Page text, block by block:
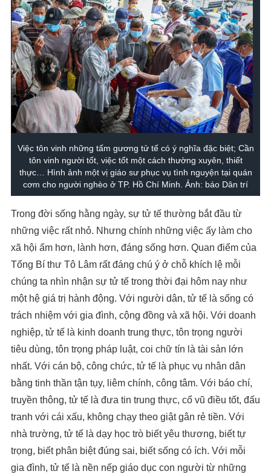
Việc tôn vinh những tấm gương tử tế có ý nghĩa đặc biệt; Cần
tôn vinh người tốt, việc tốt một cách thường xuyên, thiết
thực… Hình ảnh một vị giáo sư phục vụ tình nguyện tại quán
cơm cho người nghèo ở TP. Hồ Chí Minh. Ảnh: báo Dân trí
Trong đời sống hằng ngày, sự tử tế thường bắt đầu từ
những việc rất nhỏ. Nhưng chính những việc ấy làm cho
xã hội ấm hơn, lành hơn, đáng sống hơn. Quan điểm của
Tổng Bí thư Tô Lâm rất đáng chú ý ở chỗ khích lệ mỗi
chúng ta nhìn nhận sự tử tế trong thời đại hôm nay như
một hệ giá trị hành động. Với người dân, tử tế là sống có
trách nhiệm với gia đình, cộng đồng và xã hội. Với doanh
nghiệp, tử tế là kinh doanh trung thực, tôn trọng người
tiêu dùng, tôn trọng pháp luật, coi chữ tín là tài sản lớn
nhất. Với cán bộ, công chức, tử tế là phục vụ nhân dân
bằng tinh thần tận tụy, liêm chính, công tâm. Với báo chí,
truyền thông, tử tế là đưa tin trung thực, cổ vũ điều tốt, đấu
tranh với cái xấu, không chạy theo giật gân rẻ tiền. Với
nhà trường, tử tế là dạy học trò biết yêu thương, biết tự
trọng, biết phân biệt đúng sai, biết sống có ích. Với mỗi
gia đình, tử tế là nền nếp giáo dục con người từ những